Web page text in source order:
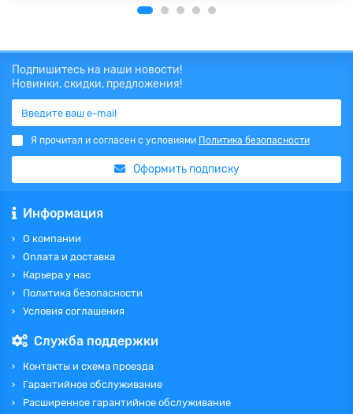
Подпишитесь на наши новости!
Новинки, скидки, предложения!
Я прочитал и согласен с условиями Политика безопасности
Оформить подписку
Информация
О компании
Оплата и доставка
Карьера у нас
Политика безопасности
Условия соглашения
Служба поддержки
Контакты и схема проезда
Гарантийное обслуживание
Расширенное гарантийное обслуживание